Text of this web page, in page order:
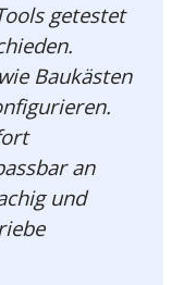
getestet
Baukästen
an
und